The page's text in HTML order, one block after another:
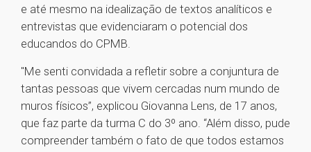
e até mesmo na idealização de textos analíticos e
entrevistas que evidenciaram o potencial dos
educandos do CPMB.
"Me senti convidada a refletir sobre a conjuntura de
tantas pessoas que vivem cercadas num mundo de
muros físicos”, explicou Giovanna Lens, de 17 anos,
que faz parte da turma C do 3º ano. “Além disso, pude
compreender também o fato de que todos estamos